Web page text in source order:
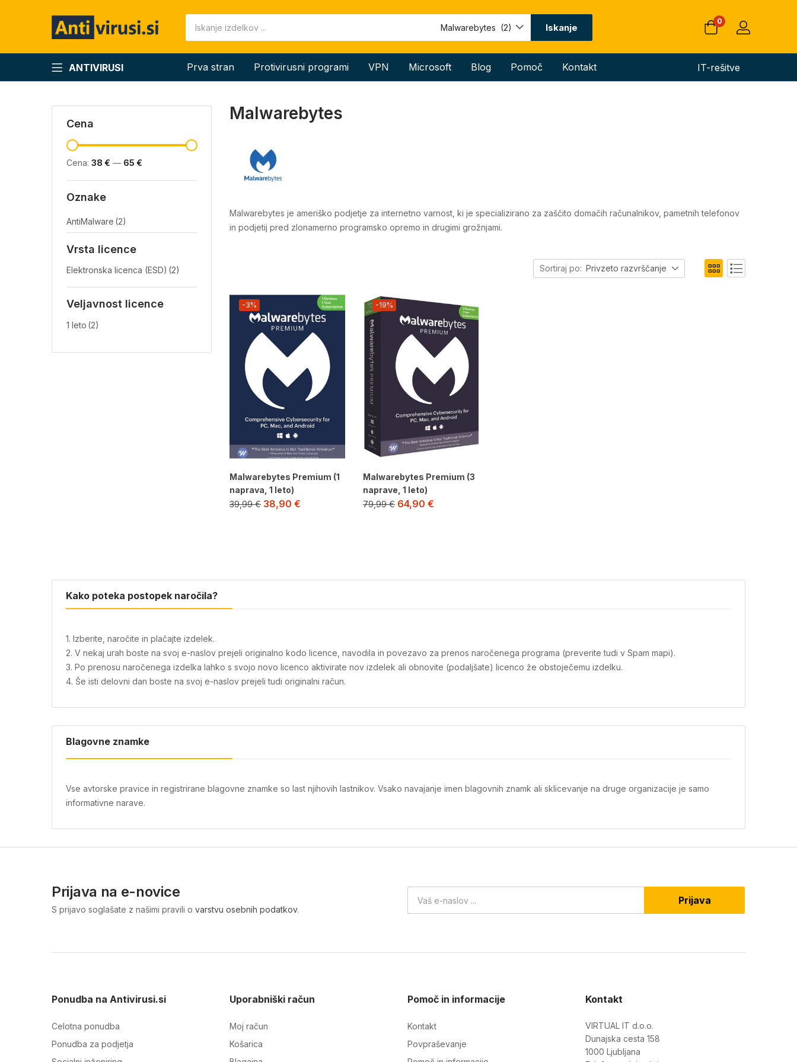
Malwarebytes (2) Iskanje
0
ANTIVIRUSI Prva stran Protivirusni programi VPN Microsoft Blog Pomoč Kontakt IT-rešitve
Cena
Cena: 38 € — 65 €
Oznake
AntiMalware (2)
Vrsta licence
Elektronska licenca (ESD) (2)
Veljavnost licence
1 leto (2)
Malwarebytes
Malwarebytes je ameriško podjetje za internetno varnost, ki je specializirano za zaščito domačih računalnikov, pametnih telefonov
in podjetij pred zlonamerno programsko opremo in drugimi grožnjami.
Sortiraj po: Privzeto razvrščanje
-3%
Malwarebytes Premium (1
naprava, 1 leto)
39,99€ 38,90 €
-19%
Malwarebytes Premium (3
naprave, 1 leto)
79,99€ 64,90 €
Kako poteka postopek naročila?
1. Izberite, naročite in plačajte izdelek.
2. V nekaj urah boste na svoj e-naslov prejeli originalno kodo licence, navodila in povezavo za prenos naročenega programa (preverite tudi v Spam mapi).
3. Po prenosu naročenega izdelka lahko s svojo novo licenco aktivirate nov izdelek ali obnovite (podaljšate) licenco že obstoječemu izdelku.
4. Še isti delovni dan boste na svoj e-naslov prejeli tudi originalni račun.
Blagovne znamke
Vse avtorske pravice in registrirane blagovne znamke so last njihovih lastnikov. Vsako navajanje imen blagovnih znamk ali sklicevanje na druge organizacije je samo
informativne narave.
Prijava na e-novice
S prijavo soglašate z našimi pravili o varstvu osebnih podatkov.
Prijava
Ponudba na Antivirusi.si
Celotna ponudba
Ponudba za podjetja
Uporabniški račun
Moj račun
Košarica
Pomoč in informacije
Kontakt
Povpraševanje
Kontakt
VIRTUAL IT d.o.o.
Dunajska cesta 158
1000 Ljubljana